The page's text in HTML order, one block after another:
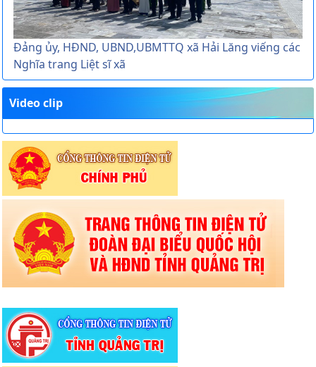
Đảng ủy, HĐND, UBND,UBMTTQ xã Hải Lăng viếng các
Nghĩa trang Liệt sĩ xã
Video clip